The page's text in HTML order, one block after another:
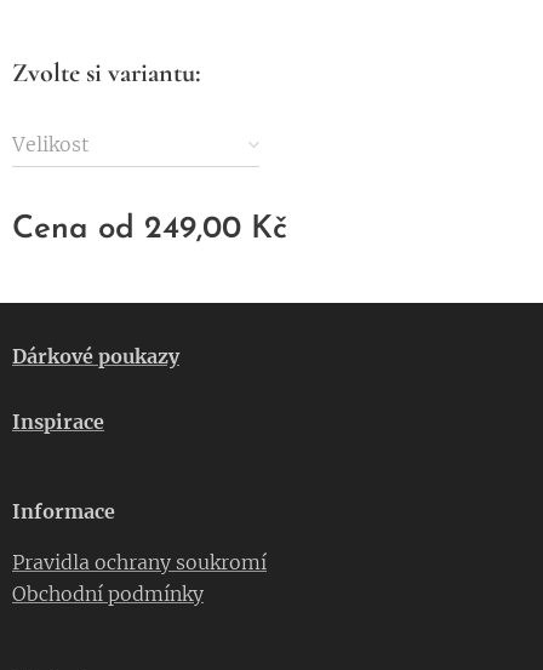
Zvolte si variantu:
Velikost
Cena od 249,00 Kč
Dárkové poukazy
Inspirace
Informace
Pravidla ochrany soukromí
Obchodní podmínky